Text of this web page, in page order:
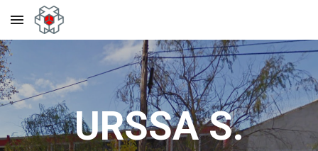
Skip to main content
URSSA S.